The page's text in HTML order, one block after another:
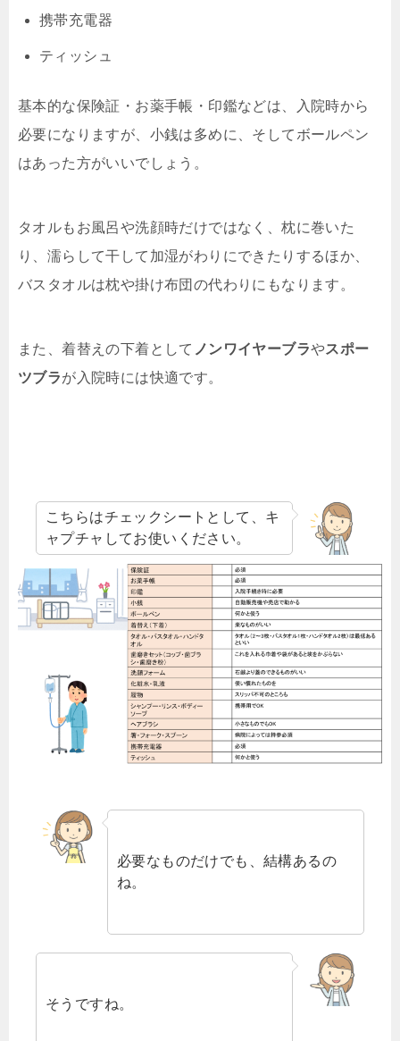
携帯充電器
ティッシュ
基本的な保険証・お薬手帳・印鑑などは、入院時から
必要になりますが、小銭は多めに、そしてボールペン
はあった方がいいでしょう。
タオルもお風呂や洗顔時だけではなく、枕に巻いた
り、濡らして干して加湿がわりにできたりするほか、
バスタオルは枕や掛け布団の代わりにもなります。
また、着替えの下着として ノンワイヤーブラやスポー
ツブラが入院時には快適です。
こちらはチェックシートとして、キ
ャプチャしてお使いください。
必要なものだけでも、結構あるの
ね。
そうですね。